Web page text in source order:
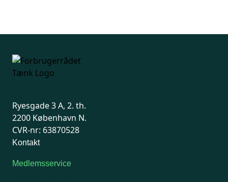
Ryesgade 3 A, 2. th.
2200 København N.
CVR-nr: 63870528
Kontakt
Medlemsservice